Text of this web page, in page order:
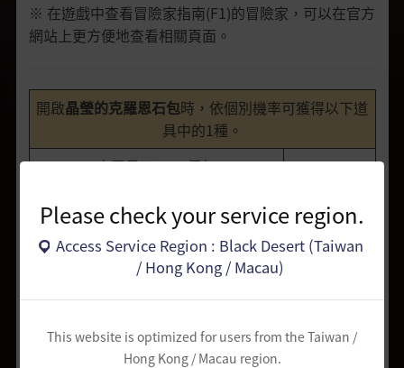
Please check your service region.
Access Service Region : Black Desert (Taiwan
/ Hong Kong / Macau)
This website is optimized for users from the Taiwan /
Hong Kong / Macau region.
※ 在遊戲中查看冒險家指南(F1)的冒險家，可以在官方
網站上更方便地查看相關頁面。
開啟晶瑩的克羅恩石包時，依個別機率可獲得以下道
具中的1種。
克羅恩石5000個包
0.05%
克羅恩石2000個包
0.25%
克羅恩石1000個包
0.50%
克羅恩石 500個
晶瑩的克羅恩石包 2個
20.00%